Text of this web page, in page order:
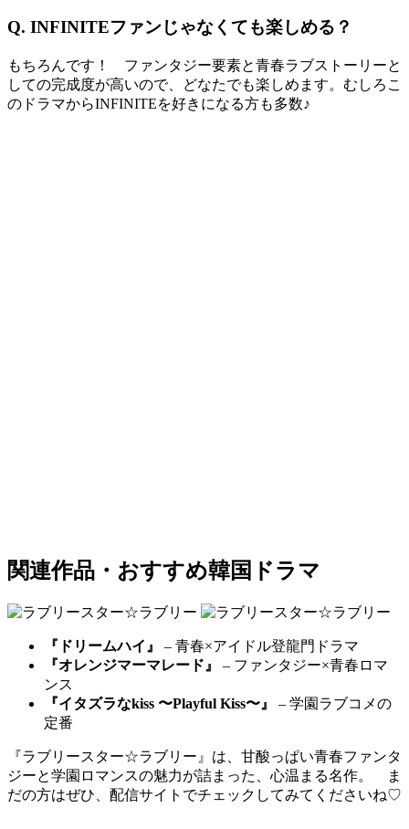
Q. INFINITEファンじゃなくても楽しめる？
もちろんです！ ファンタジー要素と青春ラブストーリーと
しての完成度が高いので、どなたでも楽しめます。むしろこ
のドラマからINFINITEを好きになる方も多数♪
関連作品・おすすめ韓国ドラマ
『ドリームハイ』
– 青春×アイドル登龍門ドラマ
『オレンジマーマレード』
– ファンタジー×青春ロマ
ンス
『イタズラなkiss 〜Playful Kiss〜』
– 学園ラブコメの
定番
『ラブリースター☆ラブリー』は、甘酸っぱい青春ファンタ
ジーと学園ロマンスの魅力が詰まった、心温まる名作。 ま
だの方はぜひ、配信サイトでチェックしてみてくださいね♡